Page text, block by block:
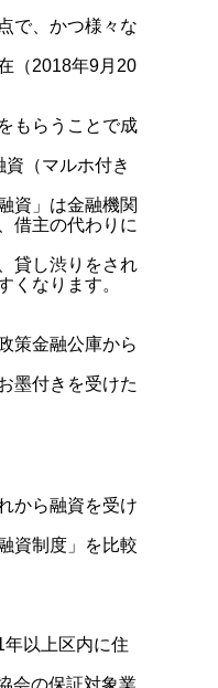
で、かつ様々な
（2018年9月20
もらうことで成
（マルホ付き
資」は金融機関
借主の代わりに
貸し渋りをされ
くなります。
策金融公庫から
墨付きを受けた
から融資を受け
資制度」を比較
以上区内に住